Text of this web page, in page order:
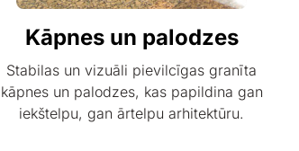
Kāpnes un palodzes
Stabilas un vizuāli pievilcīgas granīta
kāpnes un palodzes, kas papildina gan
iekštelpu, gan ārtelpu arhitektūru.